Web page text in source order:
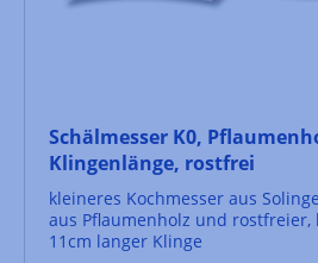
Schälmesser K0,
Klingenlänge, rostfrei
kleineres Kochmesser aus
aus Pflaumenholz und
11cm langer Klinge